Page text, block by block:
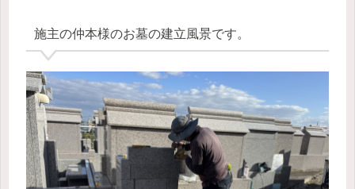
施主の仲本様のお墓の建立風景です。